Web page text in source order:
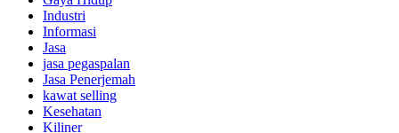
Industri
Informasi
Jasa
jasa pegaspalan
Jasa Penerjemah
kawat selling
Kesehatan
Kiliner